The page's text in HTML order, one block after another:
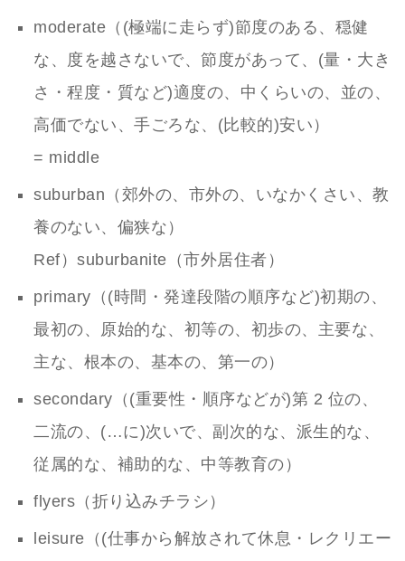
moderate（(極端に走らず)節度のある、穏健
な、度を越さないで、節度があって、(量・大き
さ・程度・質など)適度の、中くらいの、並の、
高価でない、手ごろな、(比較的)安い）
= middle
suburban（郊外の、市外の、いなかくさい、教
養のない、偏狭な）
Ref）suburbanite（市外居住者）
primary（(時間・発達段階の順序など)初期の、
最初の、原始的な、初等の、初歩の、主要な、
主な、根本の、基本の、第一の）
secondary（(重要性・順序などが)第 2 位の、
二流の、(…に)次いで、副次的な、派生的な、
従属的な、補助的な、中等教育の）
flyers（折り込みチラシ）
leisure（(仕事から解放されて休息・レクリエー